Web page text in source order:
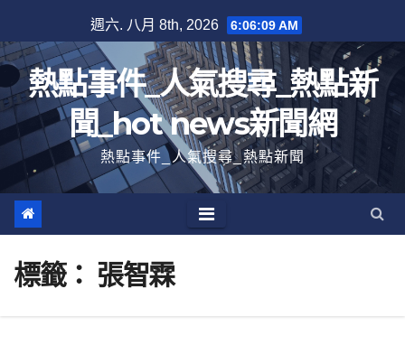
至
內
容
週六. 八月 8th, 2026 6:06:10 AM
熱點事件_人氣搜尋_熱點新
聞_hot news新聞網
熱點事件_人氣搜尋_熱點新聞
標籤： 張智霖